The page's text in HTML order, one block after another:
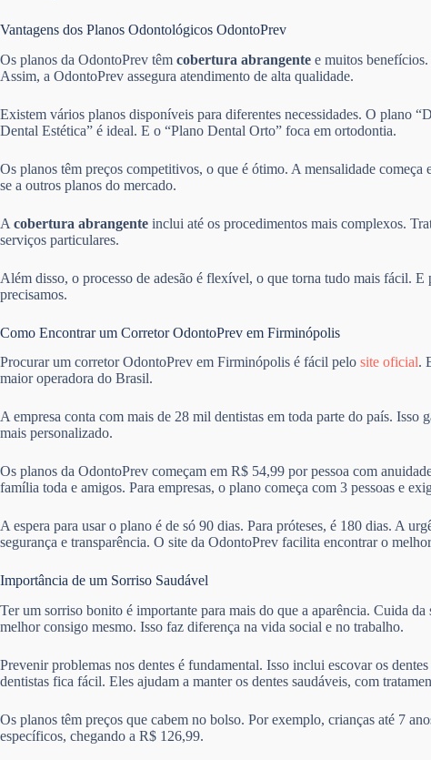
Vantagens dos Planos Odontológicos OdontoPrev
Os planos da OdontoPrev têm cobertura abrangente e muitos
Assim, a OdontoPrev assegura atendimento de alta qualidade.
Existem vários planos disponíveis para diferentes necessidades. O plano
Dental Estética” é ideal. E o “Plano Dental Orto” foca em ortodontia.
Os planos têm preços competitivos, o que é ótimo. A mensalidade
se a outros planos do mercado.
A cobertura abrangente inclui até os procedimentos mais complexos.
serviços particulares.
Além disso, o processo de adesão é flexível, o que torna tudo mais fácil.
precisamos.
Como Encontrar um Corretor OdontoPrev em Firminópolis
Procurar um corretor OdontoPrev em Firminópolis é fácil pelo site oficial.
maior operadora do Brasil.
A empresa conta com mais de 28 mil dentistas em toda parte do país.
mais personalizado.
Os planos da OdontoPrev começam em R$ 54,99 por pessoa com
família toda e amigos. Para empresas, o plano começa com 3 pessoas e
A espera para usar o plano é de só 90 dias. Para próteses, é 180 dias. A
segurança e transparência. O site da OdontoPrev facilita encontrar o
Importância de um Sorriso Saudável
Ter um sorriso bonito é importante para mais do que a aparência. Cuida
melhor consigo mesmo. Isso faz diferença na vida social e no trabalho.
Prevenir problemas nos dentes é fundamental. Isso inclui escovar os
dentistas fica fácil. Eles ajudam a manter os dentes saudáveis, com
Os planos têm preços que cabem no bolso. Por exemplo, crianças até 7
específicos, chegando a R$ 126,99.